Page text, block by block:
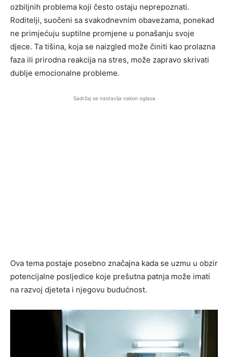
ozbiljnih problema koji često ostaju neprepoznati.
Roditelji, suočeni sa svakodnevnim obavezama, ponekad
ne primjećuju suptilne promjene u ponašanju svoje
djece. Ta tišina, koja se naizgled može činiti kao prolazna
faza ili prirodna reakcija na stres, može zapravo skrivati
dublje emocionalne probleme.
Sadržaj se nastavlja nakon oglasa
Ova tema postaje posebno značajna kada se uzmu u obzir
potencijalne posljedice koje prešutna patnja može imati
na razvoj djeteta i njegovu budućnost.